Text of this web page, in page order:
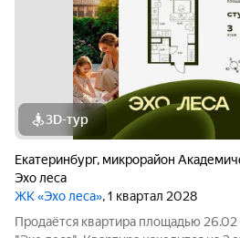
3D-тур
Екатеринбург, микрорайон
Эхо леса
ЖК «Эхо леса», 1 квартал 2028
Продаётся квартира площадью